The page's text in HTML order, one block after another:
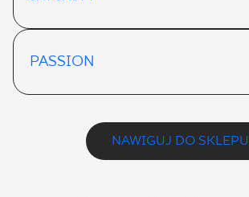
PASSION
NAWIGUJ DO SKLEPU